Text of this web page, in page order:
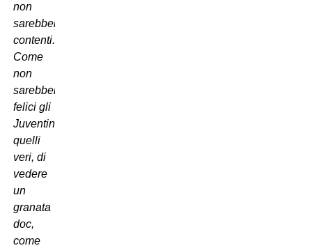
non
sarebbero
contenti.
Come
non
sarebbero
felici gli
Juventini,
quelli
veri, di
vedere
un
granata
doc,
come